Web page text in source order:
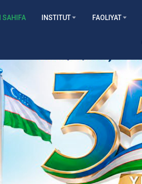
SAHIFA INSTITUT FAOLIYAT